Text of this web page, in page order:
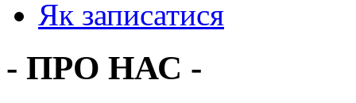
Як записатися
- ПРО НАС -